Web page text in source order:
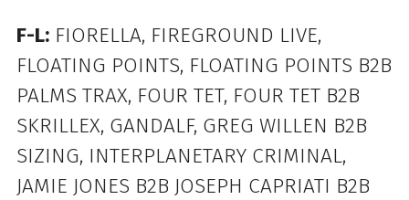
F-L:FIORELLA, FIREGROUND LIVE,
FLOATING POINTS, FLOATING POINTS B2B
PALMS TRAX, FOUR TET, FOUR TET B2B
SKRILLEX, GANDALF, GREG WILLEN B2B
SIZING, INTERPLANETARY CRIMINAL,
JAMIE JONES B2B JOSEPH CAPRIATI B2B